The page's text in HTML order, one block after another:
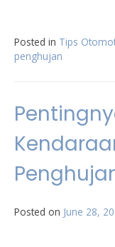
Posted in Tips
penghujan
Posted on June 28,